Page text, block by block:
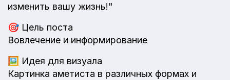
изменить вашу жизнь!"
🎯 Цель поста
Вовлечение и информирование
🖼️ Идея для визуала
Картинка аметиста в различных формах и